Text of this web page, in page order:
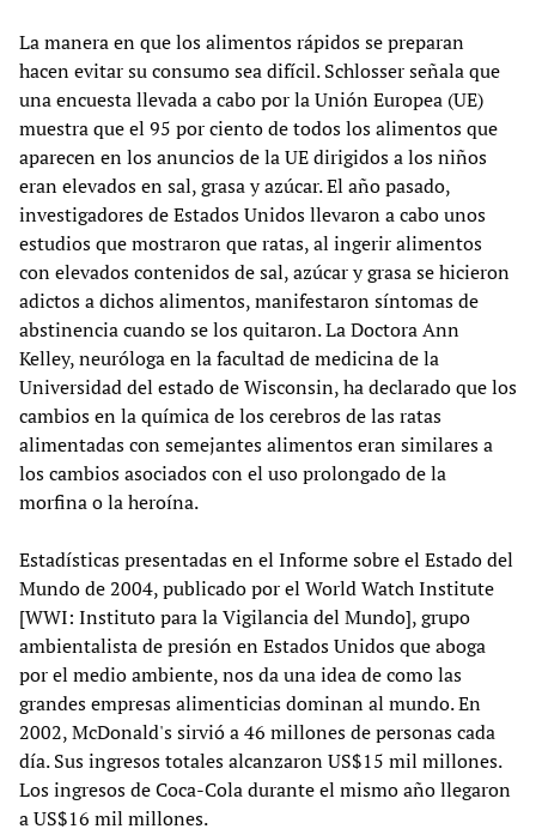
La manera en que los alimentos rápidos se preparan
hacen evitar su consumo sea difícil. Schlosser señala que
una encuesta llevada a cabo por la Unión Europea (UE)
muestra que el 95 por ciento de todos los alimentos que
aparecen en los anuncios de la UE dirigidos a los niños
eran elevados en sal, grasa y azúcar. El año pasado,
investigadores de Estados Unidos llevaron a cabo unos
estudios que mostraron que ratas, al ingerir alimentos
con elevados contenidos de sal, azúcar y grasa se hicieron
adictos a dichos alimentos, manifestaron síntomas de
abstinencia cuando se los quitaron. La Doctora Ann
Kelley, neuróloga en la facultad de medicina de la
Universidad del estado de Wisconsin, ha declarado que los
cambios en la química de los cerebros de las ratas
alimentadas con semejantes alimentos eran similares a
los cambios asociados con el uso prolongado de la
morfina o la heroína.
Estadísticas presentadas en el Informe sobre el Estado del
Mundo de 2004, publicado por el World Watch Institute
[WWI: Instituto para la Vigilancia del Mundo], grupo
ambientalista de presión en Estados Unidos que aboga
por el medio ambiente, nos da una idea de como las
grandes empresas alimenticias dominan al mundo. En
2002, McDonald's sirvió a 46 millones de personas cada
día. Sus ingresos totales alcanzaron US$15 mil millones.
Los ingresos de Coca-Cola durante el mismo año llegaron
a US$16 mil millones.